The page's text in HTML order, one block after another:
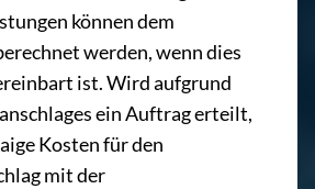
können dem
werden, wenn dies
ist. Wird aufgrund
ein Auftrag erteilt,
Kosten für den
mit der